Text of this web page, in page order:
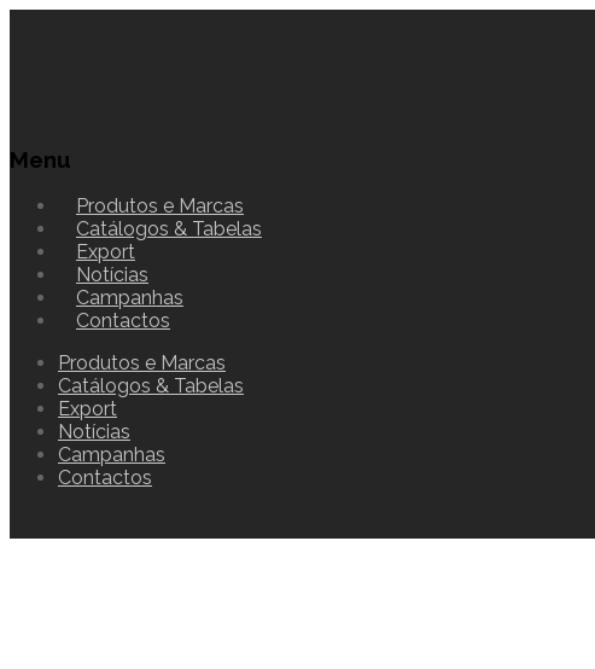
Menu
Produtos e Marcas
Catálogos & Tabelas
Export
Notícias
Campanhas
Contactos
Produtos e Marcas
Catálogos & Tabelas
Export
Notícias
Campanhas
Contactos